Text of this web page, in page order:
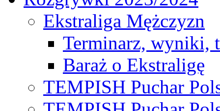
Ekstraliga Mężczyzn
Terminarz, wyniki,
Baraż o Ekstraligę
TEMPISH Puchar